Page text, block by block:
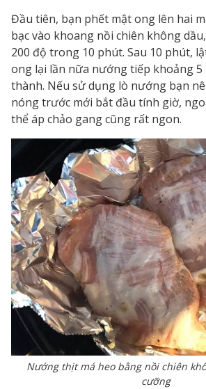
Đầu tiên, bạn phết mật ong lên hai
bạc vào khoang nồi chiên không
200 độ trong 10 phút. Sau 10 phút,
ong lại lần nữa nướng tiếp khoảng 5
thành. Nếu sử dụng lò nướng bạn
nóng trước mới bắt đầu tính giờ,
thể áp chảo gang cũng rất ngon.
Nướng thịt má heo bằng nồi chiên
cưỡng